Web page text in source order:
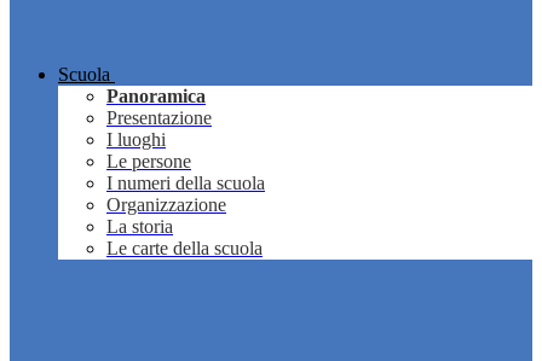
Scuola
Panoramica
Presentazione
I luoghi
Le persone
I numeri della scuola
Organizzazione
La storia
Le carte della scuola